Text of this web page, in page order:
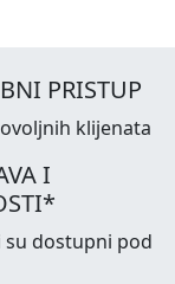
PRISTUP
klijenata
I
dostupni pod